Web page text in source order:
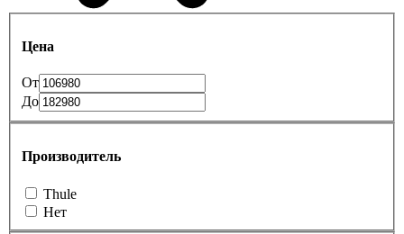
Цена
От
До
Производитель
Thule
Нет